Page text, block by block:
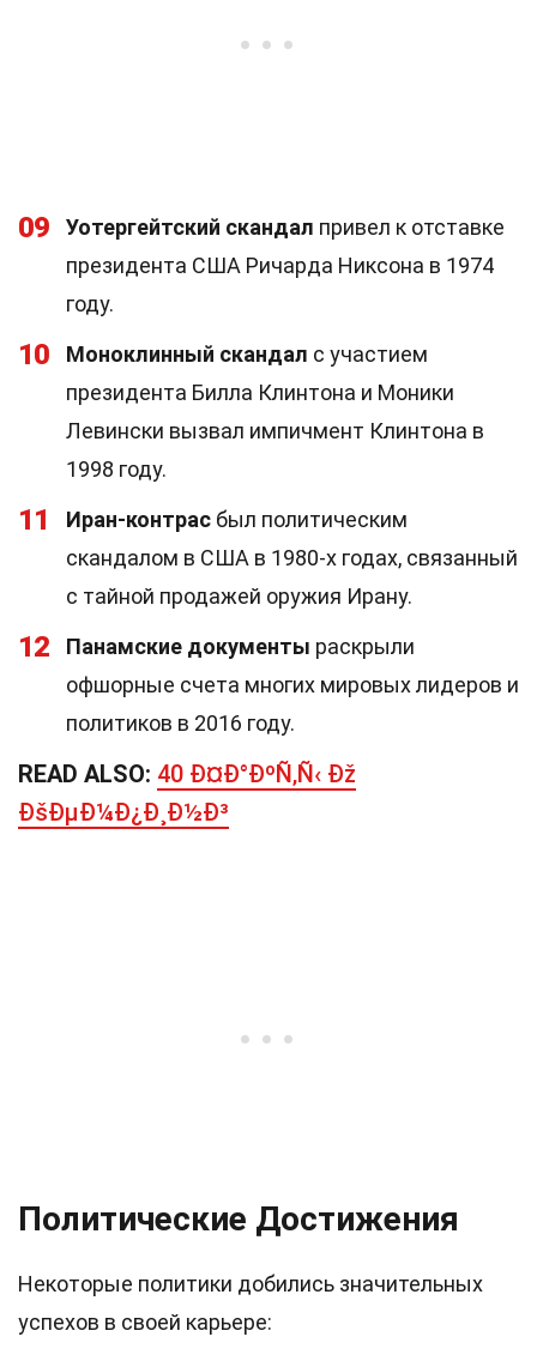
09 Уотергейтский скандал привел к отставке
президента США Ричарда Никсона в 1974
году.
10 Моноклинный скандал с участием
президента Билла Клинтона и Моники
Левински вызвал импичмент Клинтона в
1998 году.
11 Иран-контрас был политическим
скандалом в США в 1980-х годах, связанный
с тайной продажей оружия Ирану.
12 Панамские документы раскрыли
офшорные счета многих мировых лидеров и
политиков в 2016 году.
READ ALSO: 40 Ð¤Ð°ÐºÑ‚Ñ‹ Ðž
ÐšÐµÐ¼Ð¿Ð¸Ð½Ð³
Политические Достижения
Некоторые политики добились значительных
успехов в своей карьере: